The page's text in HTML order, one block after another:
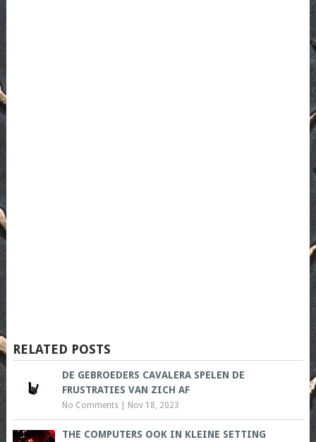
RELATED POSTS
DE GEBROEDERS CAVALERA SPELEN DE
FRUSTRATIES VAN ZICH AF
No Comments| Nov 18, 2023
THE COMPUTERS OOK IN KLEINE SETTING